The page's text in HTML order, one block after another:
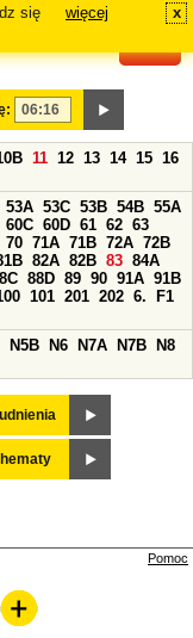
się
więcej x
11 12 13 14 15 16
53A 53C 53B 54B 55A
60C 60D 61 62 63
70 71A 71B 72A 72B
82A 82B 83 84A
88D 89 90 91A 91B
101 201 202 6.
F1
N5B N6 N7A N7B
N8
Pomoc